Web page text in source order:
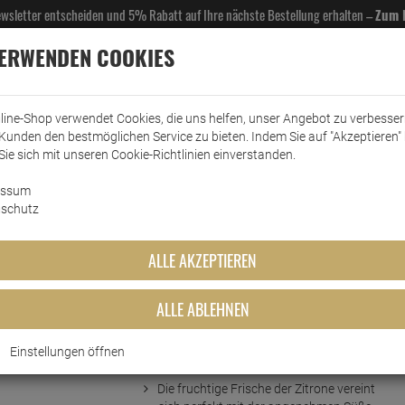
entscheiden und 5% Rabatt auf Ihre nächste Bestellung erhalten –Zum
& GASTROBEDARF DROGERIE KÜCHE & HAUSHALT KFZ
Teisseire Sirup
Zucker 600ml
Die fruchtige Frische der Zitrone vereint
COOKIES
Shop verwendet Cookies, die uns helfen, unser Angebot zu
den bestmöglichen Service zu bieten. Indem Sie auf "Akzeptieren"
sich mit unseren Cookie-Richtlinien einverstanden.
ALLE AKZEPTIEREN
ALLE ABLEHNEN
Einstellungen öffnen